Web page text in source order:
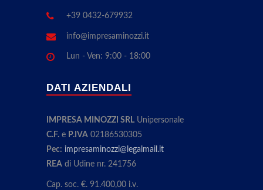
+39 0432-679932
info@impresaminozzi.it
Lun - Ven: 9:00 - 18:00
DATI AZIENDALI
IMPRESA MINOZZI SRL Unipersonale
C.F. e P.IVA 02186530305
Pec: impresaminozzi@legalmail.it
REA di Udine nr. 241756
Cap. soc. €. 91.400,00 i.v.